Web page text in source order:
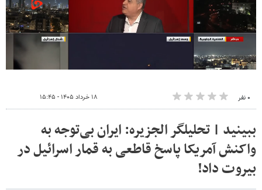
۰ نفر ۱۸ خرداد ۱۴۰۵ - ۱۵:۴۵
ببینید | تحلیلگر الجزیره: ایران بی‌توجه به
واکنش آمریکا پاسخ قاطعی به قمار اسرائیل در
بیروت داد!